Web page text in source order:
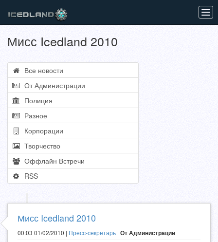
Мисс Icedland 2010
Все новости
От Администрации
Полиция
Разное
Корпорации
Творчество
Оффлайн Встречи
RSS
Мисс Icedland 2010
00:03 01/02/2010 | Пресс-секретарь | От Администрации